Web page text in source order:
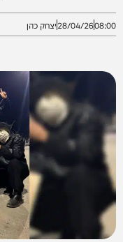
08:00
28/04/26יצחק כהן